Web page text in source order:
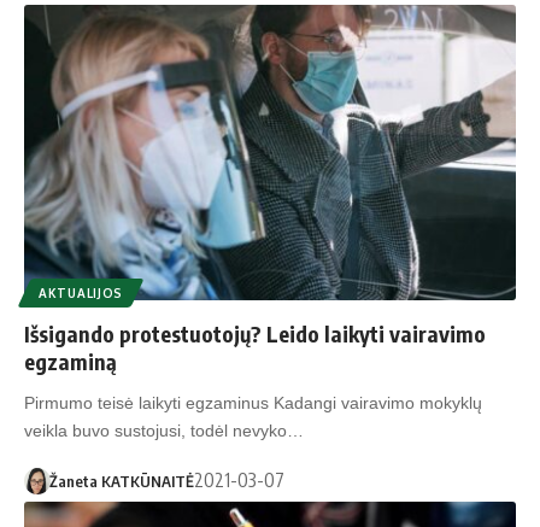
AKTUALIJOS
Išsigando protestuotojų? Leido laikyti vairavimo
egzaminą
Pirmumo teisė laikyti egzaminus Kadangi vairavimo mokyklų
veikla buvo sustojusi, todėl nevyko…
Žaneta KATKŪNAITĖ2021-03-07